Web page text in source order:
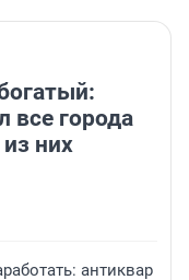
все города
них
антиквар